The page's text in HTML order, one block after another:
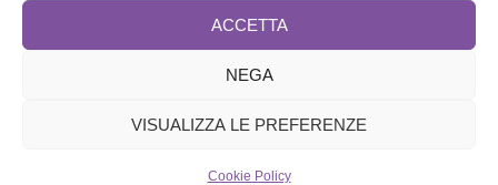
ACCETTA
NEGA
VISUALIZZA LE PREFERENZE
Cookie Policy
Contattaci
Disclaimer